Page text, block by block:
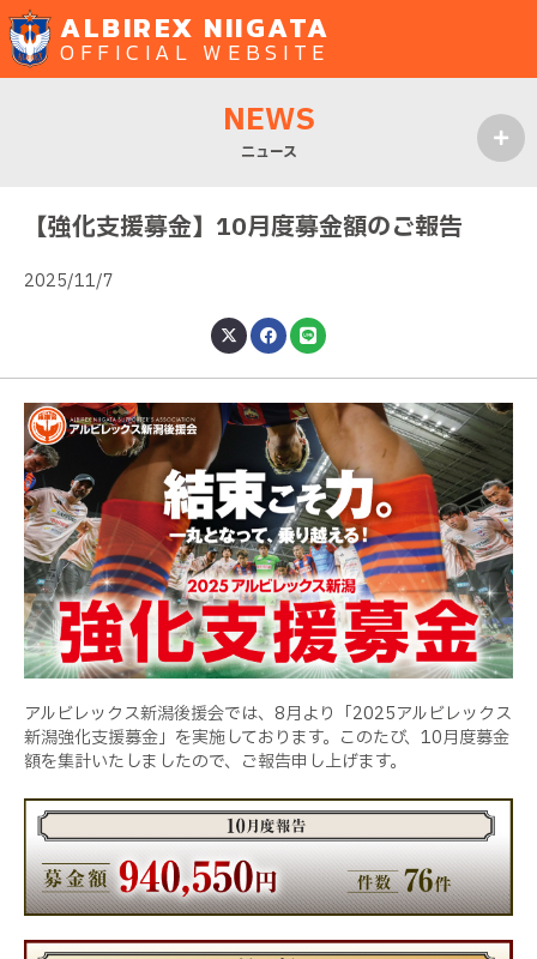
ALBIREX NIIGATA
OFFICIAL WEBSITE
NEWS
ニュース
【強化支援募金】10月度募金額のご報告
2025/11/7
アルビレックス新潟後援会では、 8月より「2025アルビレックス
新潟強化支援募金」を実施しております。このたび、 10月度募金
額を集計いたしましたので、ご報告申し上げます。